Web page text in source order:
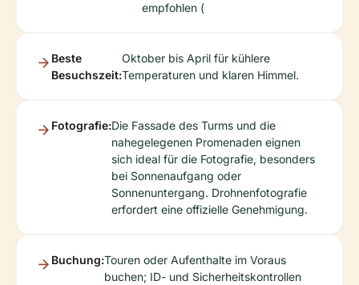
empfohlen (
Beste
Besuchszeit:
Oktober bis April für kühlere
Temperaturen und klaren Himmel.
Fotografie:Die Fassade des Turms und die
nahegelegenen Promenaden eignen
sich ideal für die Fotografie, besonders
bei Sonnenaufgang oder
Sonnenuntergang. Drohnenfotografie
erfordert eine offizielle Genehmigung.
Buchung:Touren oder Aufenthalte im Voraus
buchen; ID- und Sicherheitskontrollen